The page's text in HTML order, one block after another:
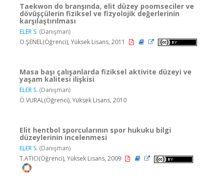
Taekwon do branşında, elit düzey poomseciler ve
dövüşçülerin fiziksel ve fizyolojik değerlerinin
karşılaştırılması
ELER S. (Danışman)
O.ŞENEL(Öğrenci), Yüksek Lisans, 2011
Masa başı çalışanlarda fiziksel aktivite düzeyi ve
yaşam kalitesi ilişkisi
ELER S. (Danışman)
Ö.VURAL(Öğrenci), Yüksek Lisans, 2010
Elit hentbol sporcularının spor hukuku bilgi
düzeylerinin incelenmesi
ELER S. (Danışman)
T.ATICI(Öğrenci), Yüksek Lisans, 2009